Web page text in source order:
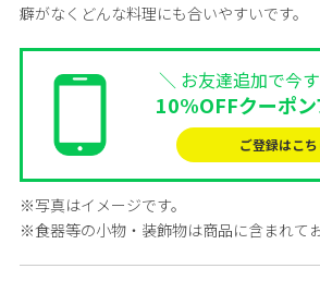
癖がなくどんな料理にも合いやすいです。
＼ お友達追加で今
10%OFFクーポ
ご登録はこち
※写真はイメージです。
※食器等の小物・装飾物は商品に含まれて